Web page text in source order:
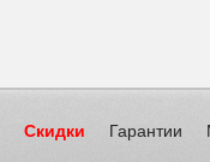
Скидки Гарантии